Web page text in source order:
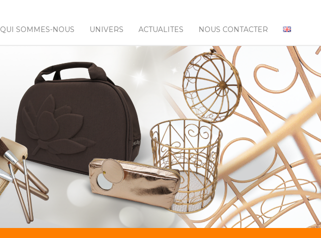
QUI SOMMES-NOUS UNIVERS ACTUALITES NOUS CONTACTER